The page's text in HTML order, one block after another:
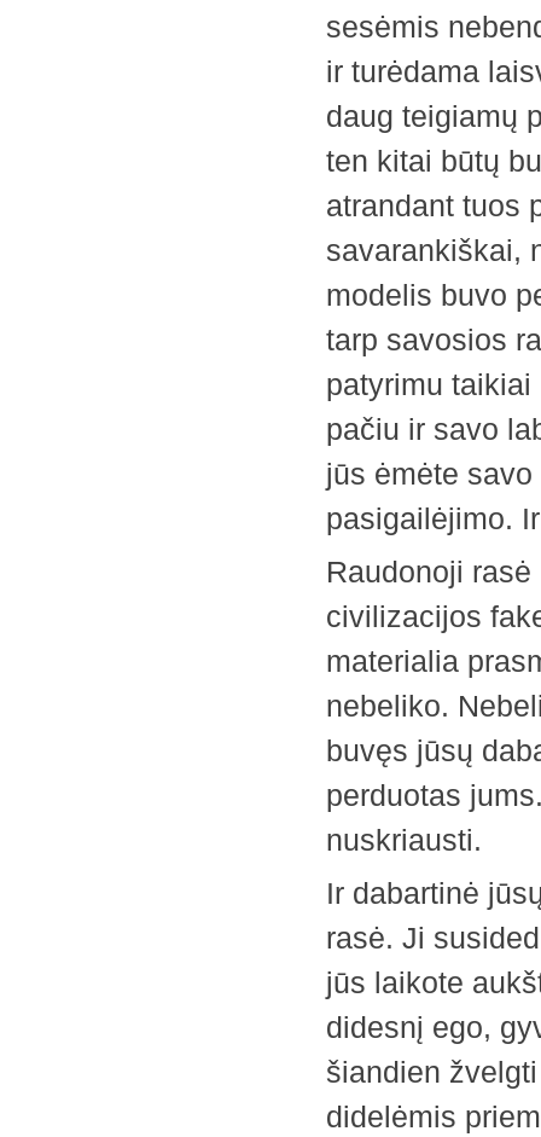
sesėmis
ir turėdama
daug teigiamų
ten kitai būtų
atrandant tuos
savarankiškai,
modelis buvo
tarp savosios
patyrimu
pačiu ir savo
jūs ėmėte
pasigailėjimo.
Raudonoji
civilizacijos
materialia
nebeliko.
buvęs jūsų
perduotas
nuskriausti.
Ir dabartinė
rasė. Ji
jūs laikote
didesnį ego,
šiandien
didelėmis